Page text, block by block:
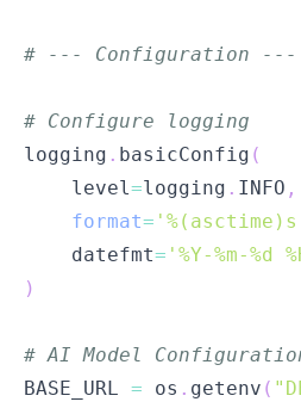
# --- Configuration ---
# Configure logging
logging . basicConfig (
    level
=logging . INFO ,
format=
    datefmt
= '%Y-%m-%d
)
# AI Model
BASE_URL = os . getenv (